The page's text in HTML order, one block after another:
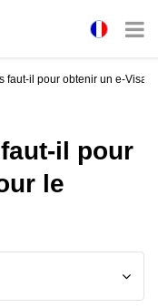
faut-il pour obtenir un e-Visa
il pour
le